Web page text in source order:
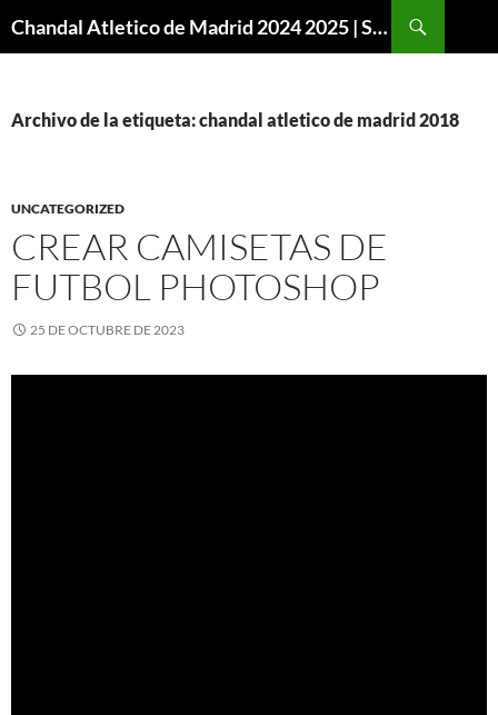
Chandal Atletico de Madrid 2024 2025 | SuperVigo
Archivo de la etiqueta: chandal atletico de madrid 2018
UNCATEGORIZED
CREAR CAMISETAS DE
FUTBOL PHOTOSHOP
25 DE OCTUBRE DE 2023